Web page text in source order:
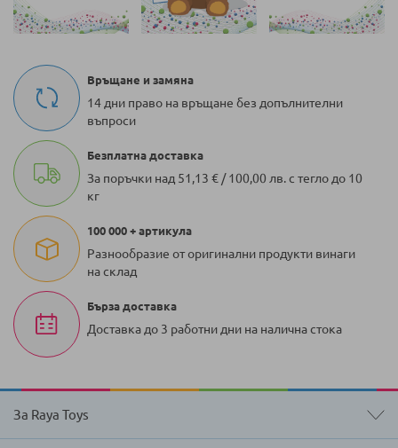
Връщане и замяна
14 дни право на връщане без допълнителни
въпроси
Безплатна доставка
За поръчки над 51,13 € / 100,00 лв. с тегло до 10
кг
100 000 + артикула
Разнообразие от оригинални продукти винаги
на склад
Бърза доставка
Доставка до 3 работни дни на налична стока
За Raya Toys